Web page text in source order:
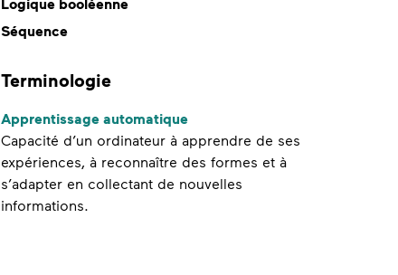
Séquence
Terminologie
Apprentissage automatique
Capacité d’un ordinateur à apprendre de ses
expériences, à reconnaître des formes et à
s’adapter en collectant de nouvelles
informations.